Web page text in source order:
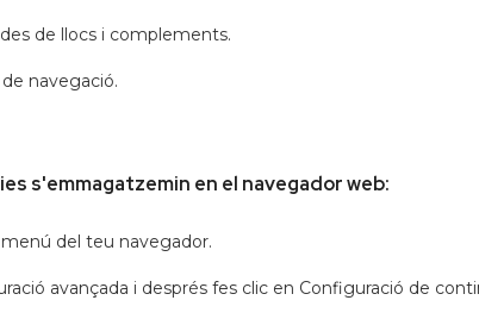
de llocs i complements.
navegació.
s'emmagatzemin en el navegador web:
del teu navegador.
avançada i després fes clic en Configuració de